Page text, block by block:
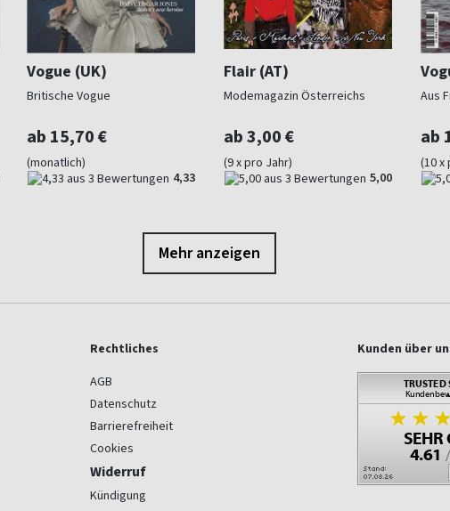
Vogue (UK)
Britische Vogue
ab 15,70 €
(monatlich)
4,33
Flair (AT)
Modemagazin Österreichs
ab 3,00 €
(9 x pro Jahr)
5,00
Aus
ab
(10 x
Mehr anzeigen
Rechtliches
AGB
Datenschutz
Barrierefreiheit
Cookies
Widerruf
Kündigung
Kunden über